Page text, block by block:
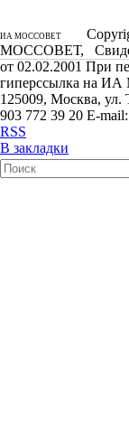
ИА МОССОВЕТ
МОССОВЕТ,
от 02.02.2001 При
гиперссылка на
125009, Москва, ул.
903 772 39 20 E-mail:
RSS
В закладки